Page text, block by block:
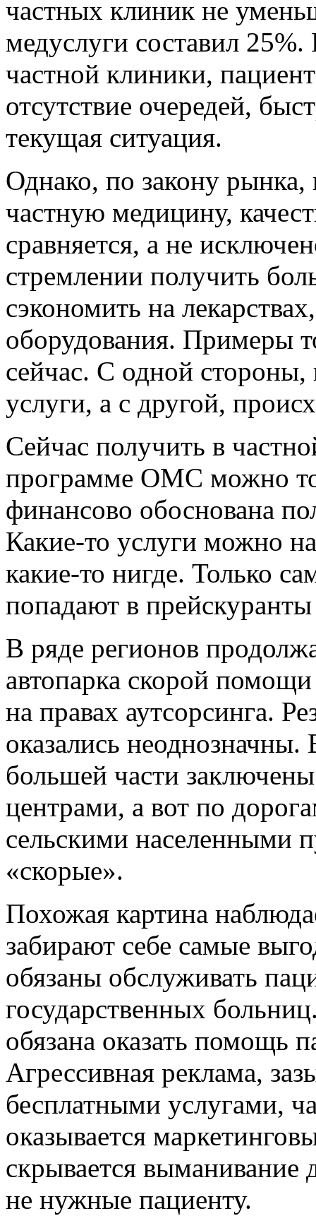
частных клиник не
медуслуги составил
частной клиники,
отсутствие очередей,
текущая ситуация.
Однако, по закону рынка,
частную медицину,
сравняется, а не
стремлении получить
сэкономить на
оборудования. Примеры
сейчас. С одной стороны,
услуги, а с другой,
Сейчас получить в
программе ОМС можно
финансово обоснована
Какие-то услуги можно
какие-то нигде. Только
попадают в
В ряде регионов
автопарка скорой
на правах аутсорсинга.
оказались
большей части
центрами, а вот по
сельскими населенными
«скорые».
Похожая картина
забирают себе самые
обязаны обслуживать
государственных
обязана оказать помощь
Агрессивная реклама,
бесплатными услугами,
оказывается
скрывается выманивание
не нужные пациенту.